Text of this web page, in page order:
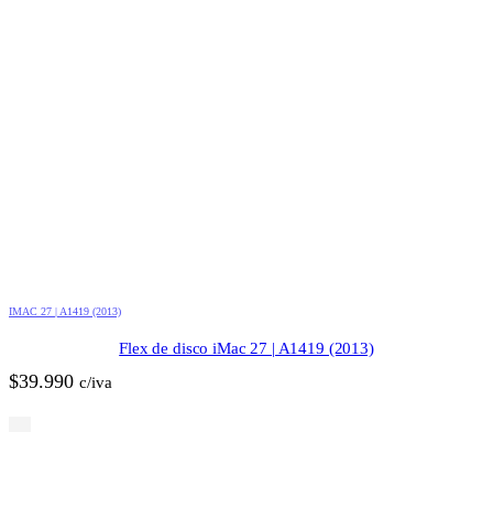
IMAC 27 | A1419 (2013)
Flex de disco iMac 27 | A1419 (2013)
$39.990 c/iva